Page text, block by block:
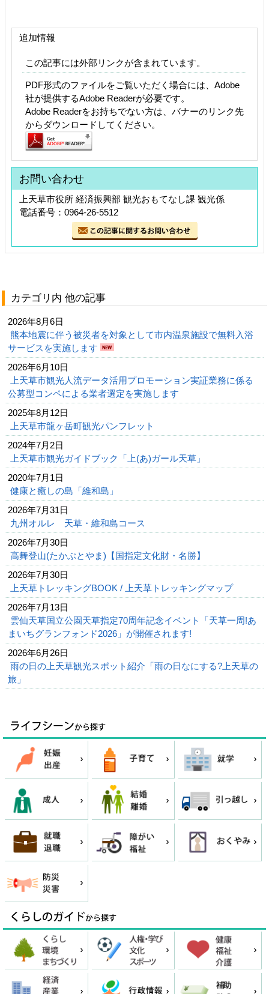
追加情報
この記事には外部リンクが含まれています。
PDF形式のファイルをご覧いただく場合には、Adobe
社が提供するAdobe Readerが必要です。
Adobe Readerをお持ちでない方は、バナーのリンク先
からダウンロードしてください。
お問い合わせ
上天草市役所 経済振興部 観光おもてなし課 観光係
電話番号：0964-26-5512
カテゴリ内 他の記事
2026年8月6日
熊本地震に伴う被災者を対象として市内温泉施設で無料入浴
サービスを実施します
2026年6月10日
上天草市観光人流データ活用プロモーション実証業務に係る
公募型コンペによる業者選定を実施します
2025年8月12日
上天草市龍ヶ岳町観光パンフレット
2024年7月2日
上天草市観光ガイドブック「上(あ)ガール天草」
2020年7月1日
健康と癒しの島「維和島」
2026年7月31日
九州オルレ 天草・維和島コース
2026年7月30日
高舞登山(たかぶとやま)【国指定文化財・名勝】
2026年7月30日
上天草トレッキングBOOK / 上天草トレッキングマップ
2026年7月13日
雲仙天草国立公園天草指定70周年記念イベント「天草一周!あ
まいちグランフォンド2026」が開催されます!
2026年6月26日
雨の日の上天草観光スポット紹介「雨の日なにする?上天草の
旅」